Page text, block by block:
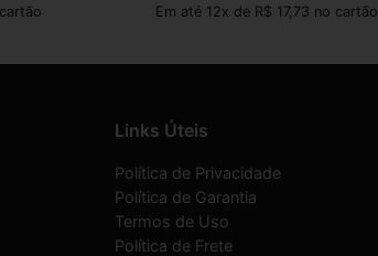
Em até 12x de R$ 17,73 no cartão
Links Úteis
Política de Privacidade
Política de Garantia
Termos de Uso
Política de Frete